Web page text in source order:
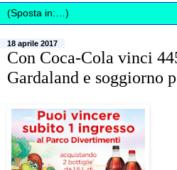
18 aprile 2017
Con Coca-Cola vinci
Gardaland e soggiorno